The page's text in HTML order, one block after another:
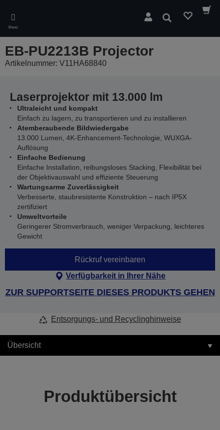
main
content
Menü
Suchen
EB-PU2213B Projector
Artikelnummer: V11HA68840
Laserprojektor mit 13.000 lm
Ultraleicht und kompakt
Einfach zu lagern, zu transportieren und zu installieren
Atemberaubende Bildwiedergabe
13.000 Lumen, 4K-Enhancement-Technologie, WUXGA-
Auflösung
Einfache Bedienung
Einfache Installation, reibungsloses Stacking, Flexibilität bei
der Objektivauswahl und effiziente Steuerung
Wartungsarme Zuverlässigkeit
Verbesserte, staubresistente Konstruktion ‒ nach IP5X
zertifiziert
Umweltvorteile
Geringerer Stromverbrauch, weniger Verpackung, leichteres
Gewicht
Rückruf vereinbaren
Verfügbarkeit in Ihrer Nähe
ZUR SUPPORTSEITE DIESES PRODUKTS GEHEN
Entsorgungs- und Recyclinghinweise
Übersicht
Produktübersicht